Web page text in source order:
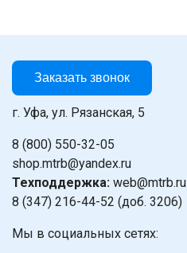
Заказать звонок
г. Уфа, ул. Рязанская, 5
8 (800) 550-32-05
shop.mtrb@yandex.ru
Техподдержка: web@mtrb.ru
8 (347) 216-44-52 (доб. 3206)
Мы в социальных сетях: